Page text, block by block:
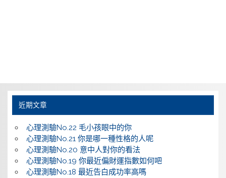
近期文章
心理測驗No.22 毛小孩眼中的你
心理測驗No.21 你是哪一種性格的人呢
心理測驗No.20 意中人對你的看法
心理測驗No.19 你最近偏財運指數如何吧
心理測驗No.18 最近告白成功率高嗎